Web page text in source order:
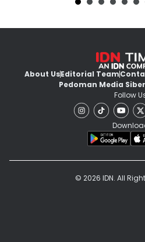
About UsEditorial Team
Pedoman Media Siber
Follow
© 2026 IDN. All